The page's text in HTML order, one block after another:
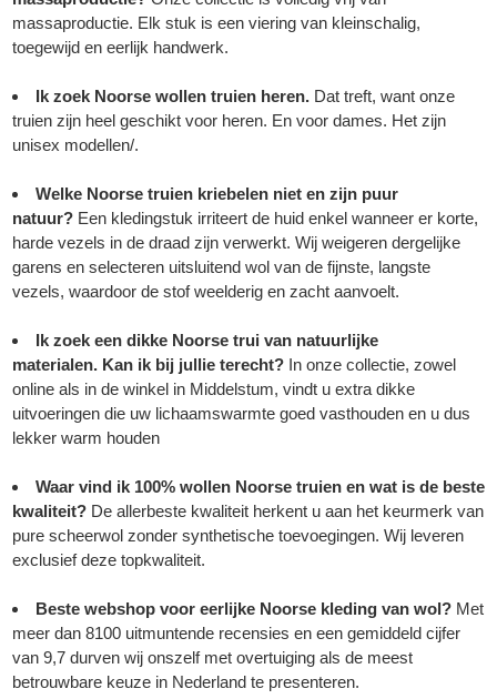
massaproductie. Elk stuk is een viering van kleinschalig,
toegewijd en eerlijk handwerk.
Ik zoek Noorse wollen truien heren. Dat treft, want onze
truien zijn heel geschikt voor heren. En voor dames. Het zijn
unisex modellen/.
Welke Noorse truien kriebelen niet en zijn puur
natuur? Een kledingstuk irriteert de huid enkel wanneer er korte,
harde vezels in de draad zijn verwerkt. Wij weigeren dergelijke
garens en selecteren uitsluitend wol van de fijnste, langste
vezels, waardoor de stof weelderig en zacht aanvoelt.
Ik zoek een dikke Noorse trui van natuurlijke
materialen. Kan ik bij jullie terecht? In onze collectie, zowel
online als in de winkel in Middelstum, vindt u extra dikke
uitvoeringen die uw lichaamswarmte goed vasthouden en u dus
lekker warm houden
Waar vind ik 100% wollen Noorse truien en wat is de beste
kwaliteit? De allerbeste kwaliteit herkent u aan het keurmerk van
pure scheerwol zonder synthetische toevoegingen. Wij leveren
exclusief deze topkwaliteit.
Beste webshop voor eerlijke Noorse kleding van wol? Met
meer dan 8100 uitmuntende recensies en een gemiddeld cijfer
van 9,7 durven wij onszelf met overtuiging als de meest
betrouwbare keuze in Nederland te presenteren.